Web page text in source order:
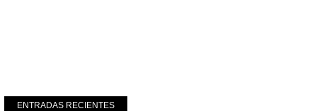
ENTRADAS RECIENTES